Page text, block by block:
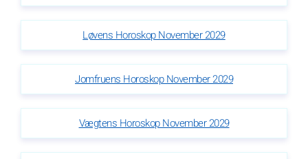
Løvens Horoskop November 2029
Jomfruens Horoskop November 2029
Vægtens Horoskop November 2029